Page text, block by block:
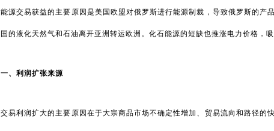
能源交易获益的主要原因是美国欧盟对俄罗斯进行能源制裁，导致俄罗斯的产
国的液化天然气和石油离开亚洲转运欧洲。化石能源的短缺也推涨电力价格，
一、利润扩张来源
交易利润扩大的主要原因在于大宗商品市场不确定性增加、贸易流向和路径的